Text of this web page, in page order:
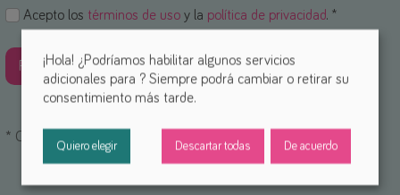
Acepto los términos de uso y la política de privacidad. *
* Campos obligatorios
¡Hola! ¿Podríamos habilitar algunos servicios
adicionales para ? Siempre podrá cambiar o retirar su
consentimiento más tarde.
Quiero elegir Descartar todas De acuerdo